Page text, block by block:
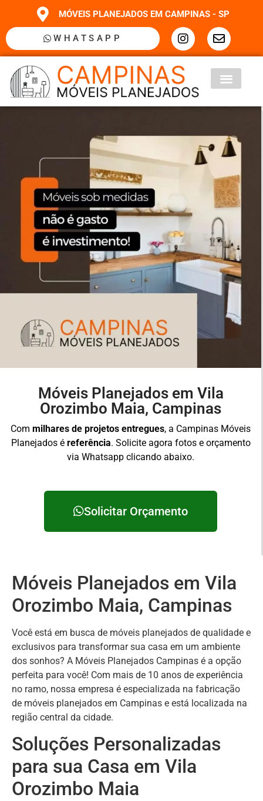
MÓVEIS PLANEJADOS EM CAMPINAS - SP
WHATSAPP
Móveis Planejados em Vila
Orozimbo Maia, Campinas
Com milhares de projetos entregues, a Campinas Móveis
Planejados é referência. Solicite agora fotos e orçamento
via Whatsapp clicando abaixo.
Solicitar Orçamento
Móveis Planejados em Vila
Orozimbo Maia, Campinas
Você está em busca de móveis planejados de qualidade e
exclusivos para transformar sua casa em um ambiente
dos sonhos? A Móveis Planejados Campinas é a opção
perfeita para você! Com mais de 10 anos de experiência
no ramo, nossa empresa é especializada na fabricação
de móveis planejados em Campinas e está localizada na
região central da cidade.
Soluções Personalizadas
para sua Casa em Vila
Orozimbo Maia